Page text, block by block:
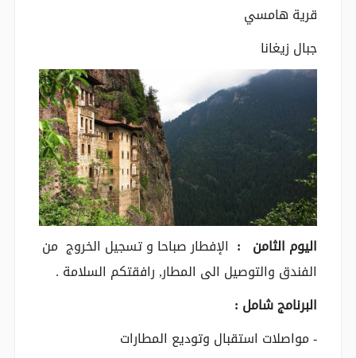
قرية هامسي
جبال زيغانا
اليوم الثامن : الإفطار صباحا و تسجيل الخروج من
الفندق والتوصيل الى المطار, رافقتكم السلامة .
البرنامج شامل :
- مواصلات استقبال وتوديع المطارات